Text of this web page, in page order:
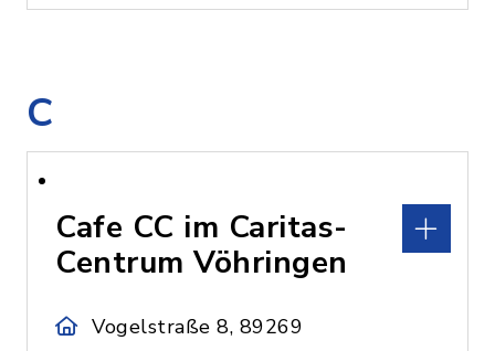
C
Cafe CC im Caritas-
Centrum Vöhringen
Vogelstraße 8, 89269